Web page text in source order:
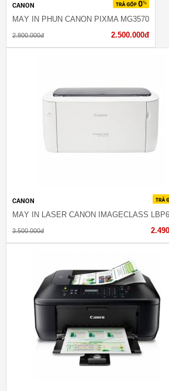
CANON
MÁY IN PHUN CANON PIXMA MG3570
2.800.000đ 2.500.000đ
CANON
MÁY IN LASER CANON IMAGECLASS
3.500.000đ